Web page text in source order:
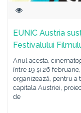
EUNIC Austria
Festivalului
Anul acesta,
între 19 și 26
organizează, pentru a
capitala Austriei,
de